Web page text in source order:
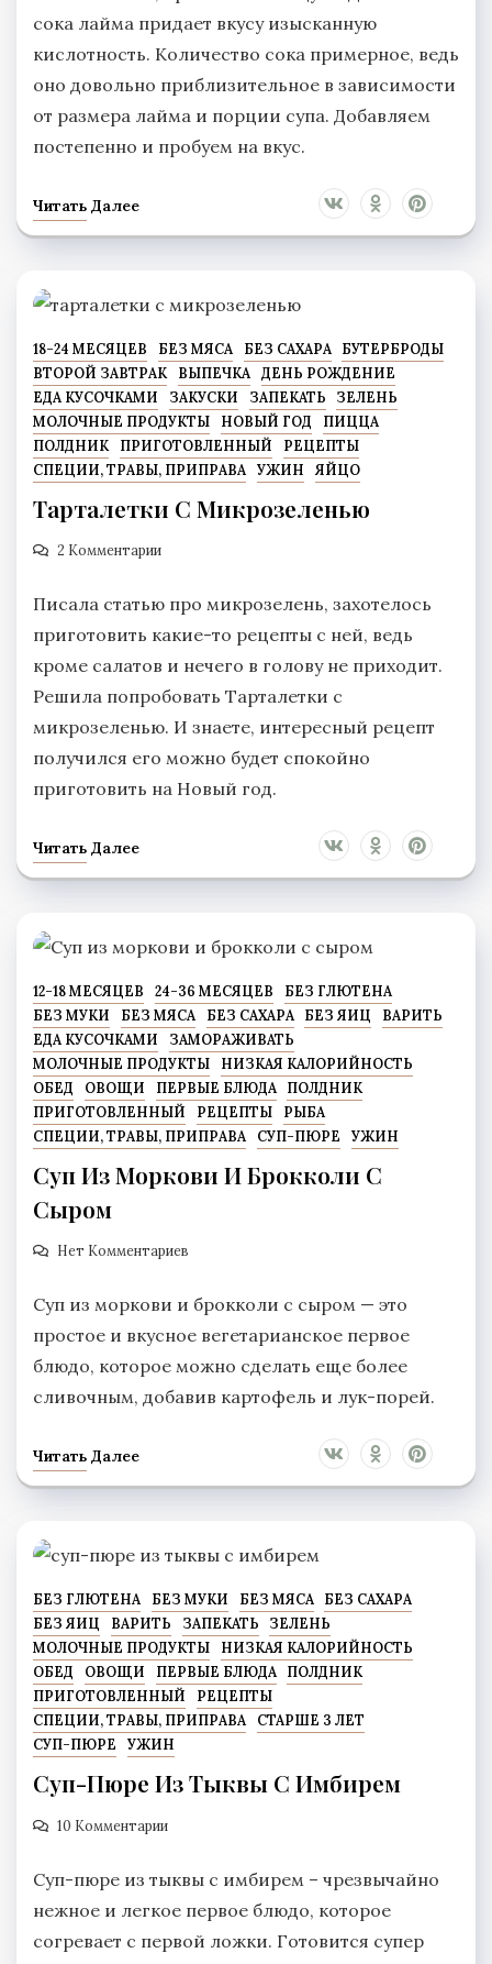
сока лайма придает вкусу изысканную
кислотность. Количество сока примерное, ведь
оно довольно приблизительное в зависимости
от размера лайма и порции супа. Добавляем
постепенно и пробуем на вкус.
Читать Далее
18-24 МЕСЯЦЕВ БЕЗ МЯСА БЕЗ САХАРА
БУТЕРБРОДЫ
ВТОРОЙ ЗАВТРАК
ВЫПЕЧКА
ДЕНЬ РОЖДЕНИЕ
ЕДА КУСОЧКАМИ
ЗАКУСКИ ЗАПЕКАТЬ
ЗЕЛЕНЬ
МОЛОЧНЫЕ ПРОДУКТЫ
НОВЫЙ ГОД
ПИЦЦА
ПОЛДНИК
ПРИГОТОВЛЕННЫЙ
РЕЦЕПТЫ
СПЕЦИИ, ТРАВЫ, ПРИПРАВА
УЖИН ЯЙЦО
Тарталетки С Микрозеленью
2 Комментарии
Писала статью про микрозелень, захотелось
приготовить какие-то рецепты с ней, ведь
кроме салатов и нечего в голову не приходит.
Решила попробовать Тарталетки с
микрозеленью. И знаете, интересный рецепт
получился его можно будет спокойно
приготовить на Новый год.
Читать Далее
12-18 МЕСЯЦЕВ 24-36 МЕСЯЦЕВ
БЕЗ ГЛЮТЕНА
БЕЗ МУКИ
БЕЗ МЯСА БЕЗ САХАРА БЕЗ ЯИЦ
ВАРИТЬ
ЕДА КУСОЧКАМИ
ЗАМОРАЖИВАТЬ
МОЛОЧНЫЕ ПРОДУКТЫ
НИЗКАЯ КАЛОРИЙНОСТЬ
ОБЕД
ОВОЩИ ПЕРВЫЕ БЛЮДА
ПОЛДНИК
ПРИГОТОВЛЕННЫЙ
РЕЦЕПТЫ
РЫБА
СПЕЦИИ, ТРАВЫ, ПРИПРАВА
СУП-ПЮРЕ УЖИН
Суп Из Моркови И Брокколи С
Сыром
Нет Комментариев
Суп из моркови и брокколи с сыром — это
простое и вкусное вегетарианское первое
блюдо, которое можно сделать еще более
сливочным, добавив картофель и лук-порей.
Читать Далее
БЕЗ ГЛЮТЕНА БЕЗ МУКИ БЕЗ МЯСА
БЕЗ САХАРА
БЕЗ ЯИЦ
ВАРИТЬ ЗАПЕКАТЬ
ЗЕЛЕНЬ
МОЛОЧНЫЕ ПРОДУКТЫ
НИЗКАЯ КАЛОРИЙНОСТЬ
ОБЕД
ОВОЩИ ПЕРВЫЕ БЛЮДА
ПОЛДНИК
ПРИГОТОВЛЕННЫЙ
РЕЦЕПТЫ
СПЕЦИИ, ТРАВЫ, ПРИПРАВА
СТАРШЕ 3 ЛЕТ
СУП-ПЮРЕ
УЖИН
Суп-Пюре Из Тыквы С Имбирем
10 Комментарии
Суп-пюре из тыквы с имбирем – чрезвычайно
нежное и легкое первое блюдо, которое
согревает с первой ложки. Готовится супер